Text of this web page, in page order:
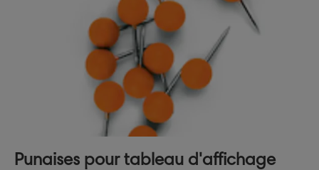
Punaises pour tableau d'affichage